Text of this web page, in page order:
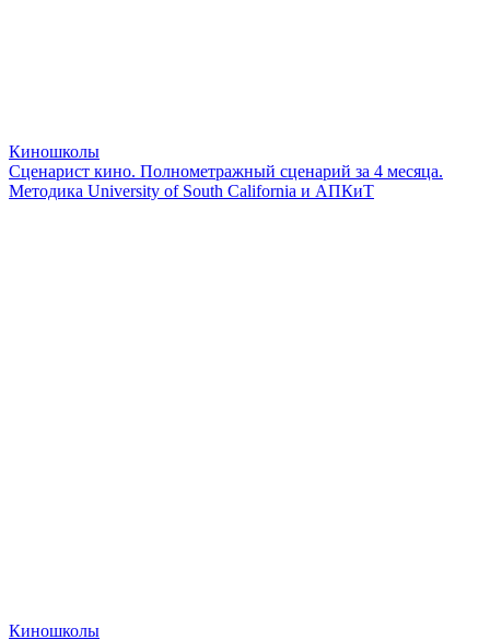
Киношколы
Сценарист кино. Полнометражный сценарий за 4 месяца.
Методика University of South California и АПКиТ
Киношколы